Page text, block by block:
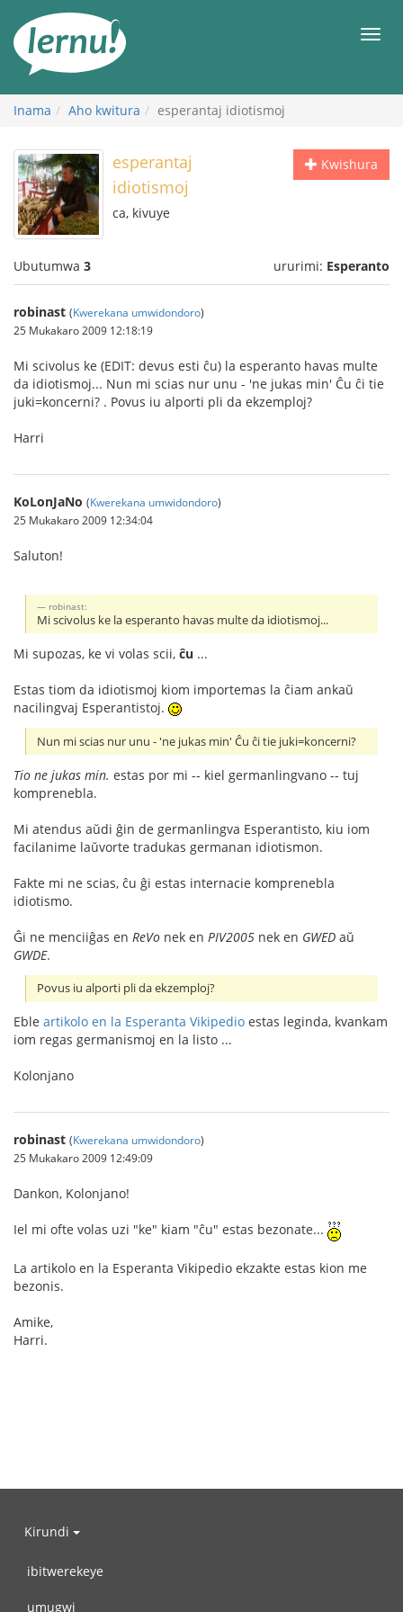
rupapuro
rw'ibirimwo
Inama Aho kwitura esperantaj idiotismoj
Kwishura
esperantaj
idiotismoj
ca, kivuye
Ubutumwa 3 ururimi: Esperanto
robinast (Kwerekana umwidondoro)
25 Mukakaro 2009 12:18:19
Mi scivolus ke (EDIT: devus esti ĉu) la esperanto havas multe
da idiotismoj... Nun mi scias nur unu - 'ne jukas min' Ĉu ĉi tie
juki=koncerni? . Povus iu alporti pli da ekzemploj?
Harri
KoLonJaNo (Kwerekana umwidondoro)
25 Mukakaro 2009 12:34:04
Saluton!
robinast:
Mi scivolus ke la esperanto havas multe da idiotismoj...
Mi supozas, ke vi volas scii, ĉu ...
Estas tiom da idiotismoj kiom importemas la ĉiam ankaŭ
nacilingvaj Esperantistoj.
Nun mi scias nur unu - 'ne jukas min' Ĉu ĉi tie juki=koncerni?
Tio ne jukas min. estas por mi -- kiel germanlingvano -- tuj
komprenebla.
Mi atendus aŭdi ĝin de germanlingva Esperantisto, kiu iom
facilanime laŭvorte tradukas germanan idiotismon.
Fakte mi ne scias, ĉu ĝi estas internacie komprenebla
idiotismo.
Ĝi ne menciiĝas en ReVo nek en PIV2005 nek en GWED aŭ
GWDE.
Povus iu alporti pli da ekzemploj?
Eble artikolo en la Esperanta Vikipedio estas leginda, kvankam
iom regas germanismoj en la listo ...
Kolonjano
robinast (Kwerekana umwidondoro)
25 Mukakaro 2009 12:49:09
Dankon, Kolonjano!
Iel mi ofte volas uzi "ke" kiam "ĉu" estas bezonate...
La artikolo en la Esperanta Vikipedio ekzakte estas kion me
bezonis.
Amike,
Harri.
Kirundi
ibitwerekeye
umugwi